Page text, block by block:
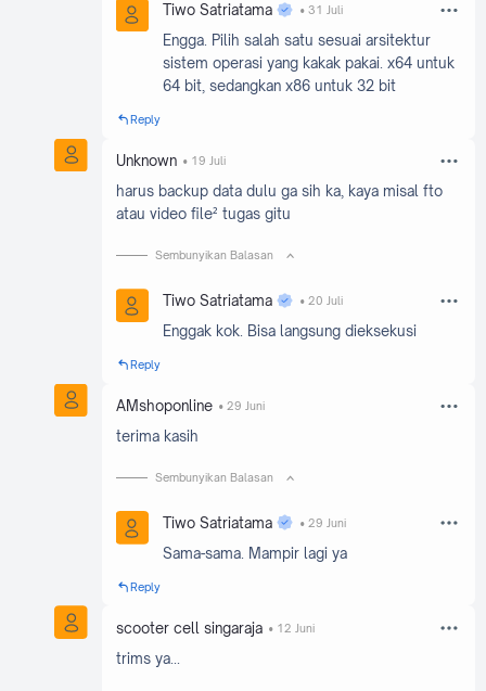
Tiwo Satriatama 31 Juli
Engga. Pilih salah satu sesuai arsitektur
sistem operasi yang kakak pakai. x64 untuk
64 bit, sedangkan x86 untuk 32 bit
Reply
Unknown 19 Juli
harus backup data dulu ga sih ka, kaya misal fto
atau video file² tugas gitu
Sembunyikan Balasan
Tiwo Satriatama 20 Juli
Enggak kok. Bisa langsung dieksekusi
Reply
AMshoponline 29 Juni
terima kasih
Sembunyikan Balasan
Tiwo Satriatama 29 Juni
Sama-sama. Mampir lagi ya
Reply
scooter cell singaraja 12 Juni
trims ya...